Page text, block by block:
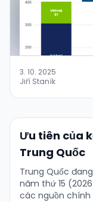
3. 10. 2025
Jiří Staník
Ưu tiên của
Trung Quốc
Trung Quốc
năm thứ 15
các nguồn chính